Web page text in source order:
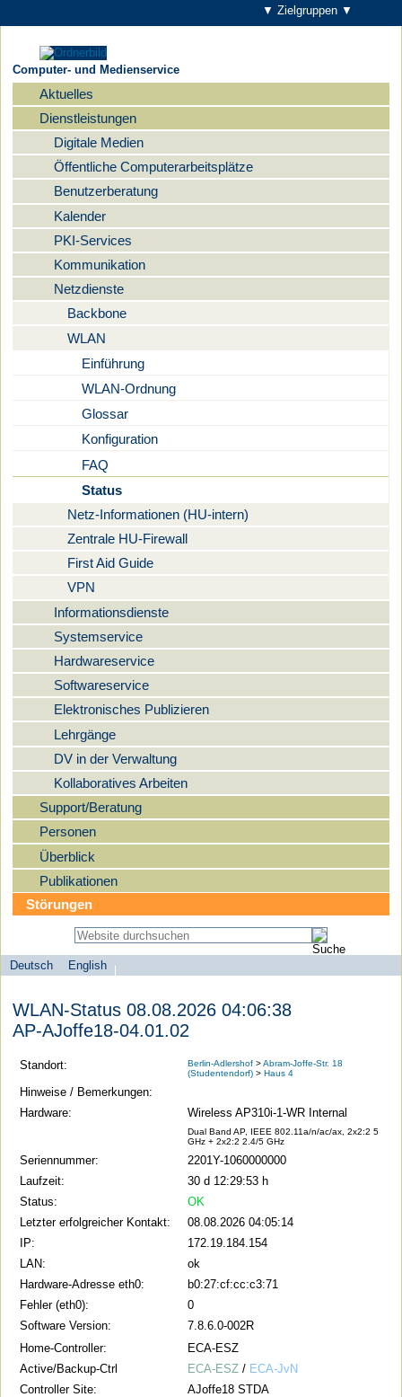
▼ Zielgruppen ▼
Computer- und Medienservice
Navigation
Aktuelles
Dienstleistungen
Digitale Medien
Öffentliche Computerarbeitsplätze
Benutzerberatung
Kalender
PKI-Services
Kommunikation
Netzdienste
Backbone
WLAN
Einführung
WLAN-Ordnung
Glossar
Konfiguration
FAQ
Status
Netz-Informationen (HU-intern)
Zentrale HU-Firewall
First Aid Guide
VPN
Informationsdienste
Systemservice
Hardwareservice
Softwareservice
Elektronisches Publizieren
Lehrgänge
DV in der Verwaltung
Kollaboratives Arbeiten
Support/Beratung
Personen
Überblick
Publikationen
Störungen
Sprachauswahl
Deutsch
English
search-menu
Universität
zu
Berlin
Computer-
WLAN-Status 08.08.2026 04:06:38
AP-AJoffe18-04.01.02
Standort: Berlin-Adlershof >Abram-Joffe-Str. 18
(Studentendorf) >Haus 4
Hinweise / Bemerkungen:
Hardware:
Wireless AP310i-1-WR Internal
Dual Band AP, IEEE 802.11a/n/ac/ax, 2x2:2 5
GHz + 2x2:2 2.4/5 GHz
Seriennummer:
2201Y-1060000000
Laufzeit:
30 d 12:29:53 h
Status:
OK
Letzter erfolgreicher Kontakt:
08.08.2026 04:05:14
IP:
172.19.184.154
LAN:
ok
Hardware-Adresse eth0:
b0:27:cf:cc:c3:71
Fehler (eth0):
0
Software Version:
7.8.6.0-002R
Home-Controller:
ECA-ESZ
Active/Backup-Ctrl
ECA-ESZ / ECA-JvN
Controller Site:
AJoffe18 STDA